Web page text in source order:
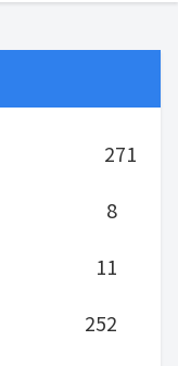
271
8
11
252